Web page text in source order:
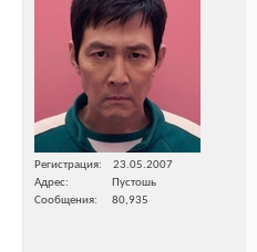
Регистрация
23.05.2007
Адрес
Пустошь
Сообщения
80,935